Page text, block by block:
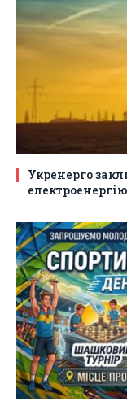
Укренерго